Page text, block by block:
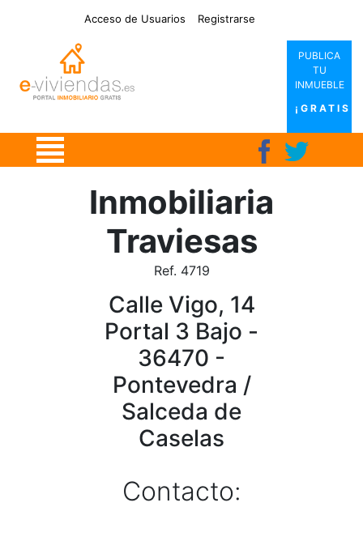
Acceso de Usuarios Registrarse
PUBLICA
TU
INMUEBLE
¡GRATIS!
Inmobiliaria
Traviesas
Ref. 4719
Calle Vigo, 14
Portal 3 Bajo -
36470 -
Pontevedra /
Salceda de
Caselas
Contacto: